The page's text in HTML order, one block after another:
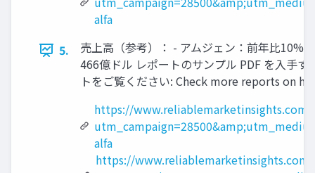
alfa
5.
売上高（参考）： - アムジェン：前年比10%
466億ドル レポートのサンプル PDF を入
トをご覧ください: Check more reports on
https://www.reliablemarketinsights.com/
alfa
https://www.reliablemarketinsights.com/